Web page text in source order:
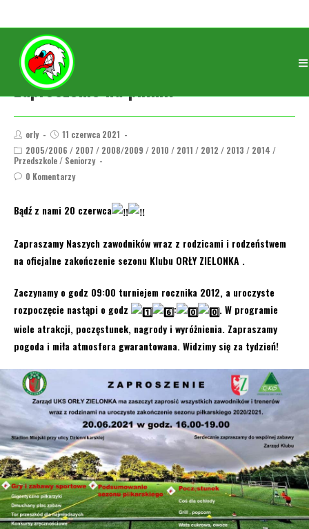
Zaproszenie na piknik
orly
11 czerwca 2021
2005/2006 / 2007 / 2008/2009 / 2010 / 2011 / 2012 / 2013 / 2014 /
Przedszkole / Seniorzy
0 Komentarzy
Bądź z nami 20 czerwca
Zapraszamy Naszych zawodników wraz z rodzicami i rodzeństwem
na oficjalne zakończenie sezonu Klubu ORŁY ZIELONKA .
Zaczynamy o godz 09:00 turniejem rocznika 2012, a uroczyste
rozpoczęcie nastąpi o godz
:
. W programie
wiele atrakcji, poczęstunek, nagrody i wyróżnienia. Zapraszamy
pogoda i miła atmosfera gwarantowana. Widzimy się za tydzień!